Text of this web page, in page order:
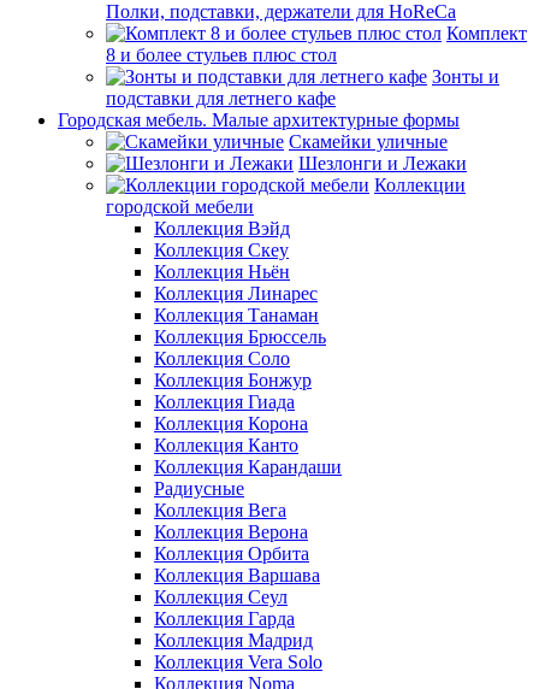
Полки, подставки, держатели для HoReCa
Комплект
8 и более стульев плюс стол
Зонты и
подставки для летнего кафе
Городская мебель. Малые архитектурные формы
Скамейки уличные
Шезлонги и Лежаки
Коллекции
городской мебели
Коллекция Вэйд
Коллекция Скеу
Коллекция Ньён
Коллекция Линарес
Коллекция Танаман
Коллекция Брюссель
Коллекция Соло
Коллекция Бонжур
Коллекция Гиада
Коллекция Корона
Коллекция Канто
Коллекция Карандаши
Радиусные
Коллекция Вега
Коллекция Верона
Коллекция Орбита
Коллекция Варшава
Коллекция Сеул
Коллекция Гарда
Коллекция Мадрид
Коллекция Vera Solo
Коллекция Noma